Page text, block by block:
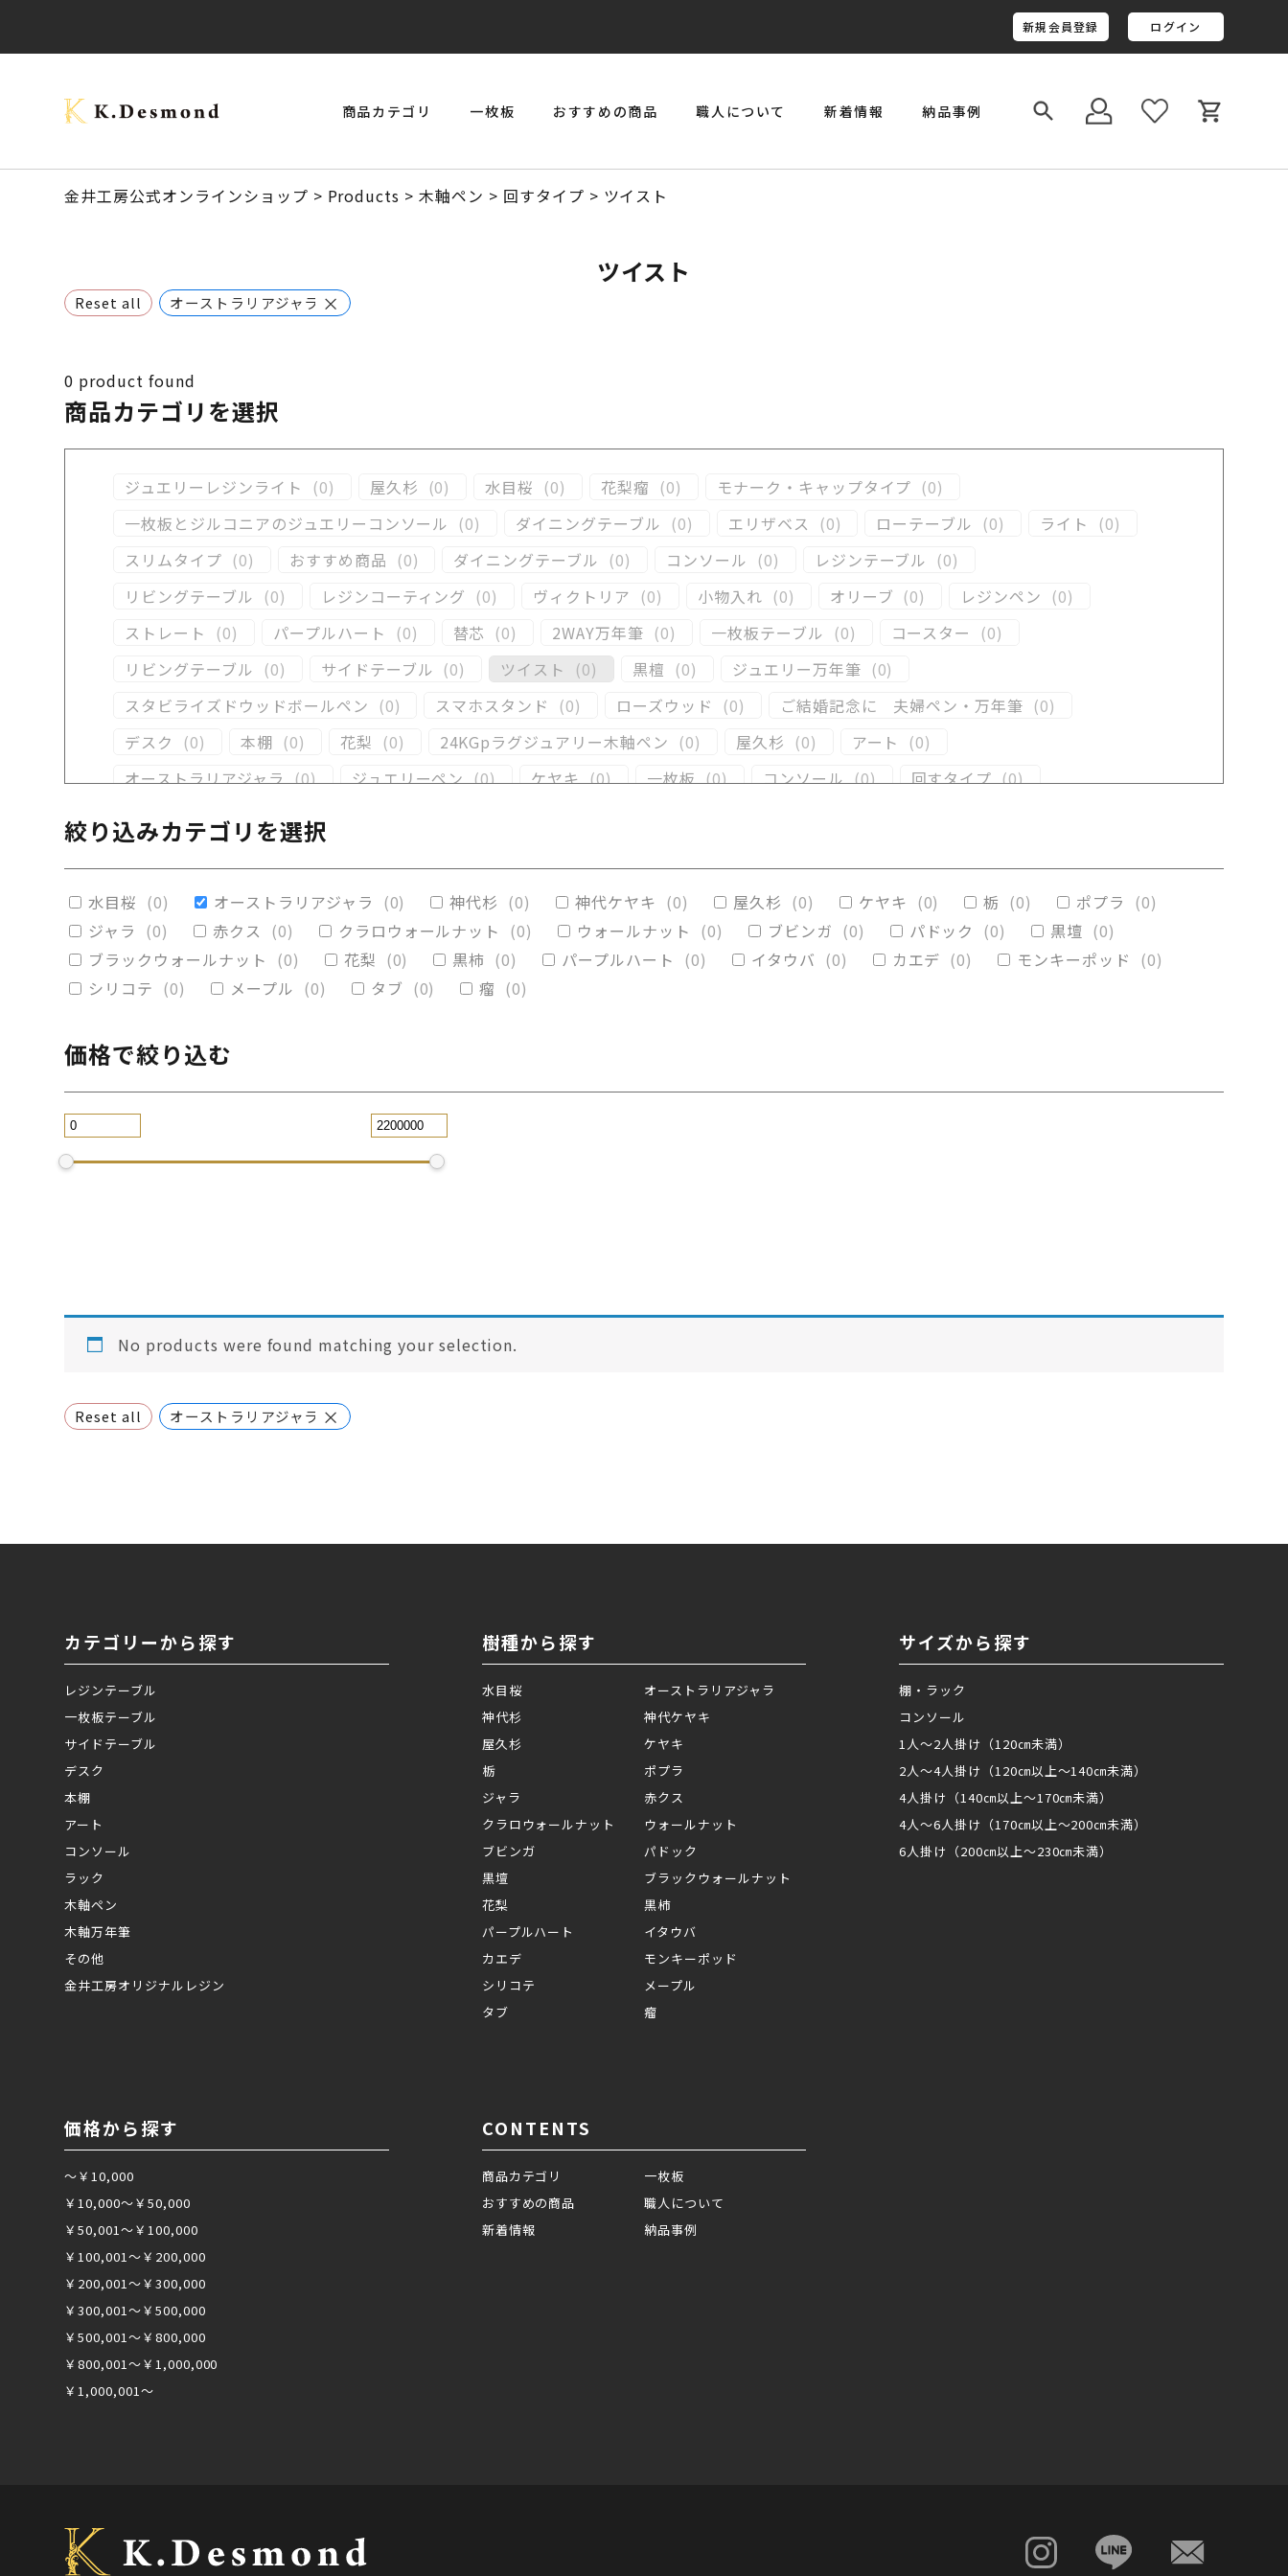
新規会員登録 ログイン
商品カテゴリ 一枚板 おすすめの商品 職人について 新着情報 納品事例
金井工房公式オンラインショップ > Products >木軸ペン > 回すタイプ > ツイスト
ツイスト
Reset all オーストラリアジャラ ×
0 product found
商品カテゴリを選択
ジュエリーレジンライト (0) 屋久杉 (0) 水目桜 (0) 花梨瘤 (0) モナーク・キャップタイプ (0)
一枚板とジルコニアのジュエリーコンソール (0) ダイニングテーブル (0) エリザベス (0) ローテーブル (0) ライト (0)
スリムタイプ (0) おすすめ商品 (0) ダイニングテーブル (0) コンソール (0) レジンテーブル (0)
リビングテーブル (0) レジンコーティング (0) ヴィクトリア (0) 小物入れ (0) オリーブ (0) レジンペン (0)
ストレート
(0) パープルハート (0) 替芯 (0) 2WAY万年筆 (0) 一枚板テーブル (0) コースター (0)
リビングテーブル (0) サイドテーブル (0) ツイスト (0) 黒檀 (0) ジュエリー万年筆 (0)
スタビライズドウッドボールペン (0) スマホスタンド (0) ローズウッド (0) ご結婚記念に 夫婦ペン・万年筆 (0)
デスク
(0) 本棚 (0) 花梨 (0) 24KGpラグジュアリー木軸ペン (0) 屋久杉 (0) アート (0)
オーストラリアジャラ (0) ジュエリーペン (0) ケヤキ (0) 一枚板 (0) コンソール (0) 回すタイプ (0)
クラロウォールナット
0
ブラックウォールナット
(0) カイヅカイブキ ) モンキーポッド (0 楠木 (0)
絞り込みカテゴリを選択
水目桜 (0) オーストラリアジャラ (0) 神代杉 (0) 神代ケヤキ (0) 屋久杉 (0) ケヤキ (0) 栃 (0) ポプラ (0)
ジャラ (0) 赤クス (0) クラロウォールナット (0) ウォールナット (0) ブビンガ (0) パドック (0) 黒壇 (0)
ブラックウォールナット (0) 花梨 (0) 黒柿 (0) パープルハート (0) イタウバ (0) カエデ (0) モンキーポッド (0)
シリコテ (0) メープル (0) タブ (0) 瘤 (0)
価格で絞り込む
No products were found matching your selection.
Reset all オーストラリアジャラ ×
カテゴリーから探す
レジンテーブル
一枚板テーブル
サイドテーブル
デスク
本棚
アート
コンソール
ラック
木軸ペン
木軸万年筆
その他
金井工房オリジナルレジン
樹種から探す
水目桜
オーストラリアジャラ
神代杉
神代ケヤキ
屋久杉
ケヤキ
栃
ポプラ
ジャラ
赤クス
クラロウォールナット
ウォールナット
ブビンガ
パドック
黒壇
ブラックウォールナット
花梨
黒柿
パープルハート
イタウバ
カエデ
モンキーポッド
シリコテ
メープル
タブ
瘤
サイズから探す
棚・ラック
コンソール
1人～2人掛け（120㎝未満）
2人～4人掛け（120㎝以上～140㎝未満）
4人掛け（140㎝以上～170㎝未満）
4人～6人掛け（170㎝以上～200㎝未満）
6人掛け（200㎝以上～230㎝未満）
価格から探す
～￥10,000
￥10,000～￥50,000
￥50,001～￥100,000
￥100,001～￥200,000
￥200,001～￥300,000
￥300,001～￥500,000
￥500,001～￥800,000
￥800,001～￥1,000,000
￥1,000,001～
CONTENTS
商品カテゴリ
一枚板
おすすめの商品
職人について
新着情報
納品事例